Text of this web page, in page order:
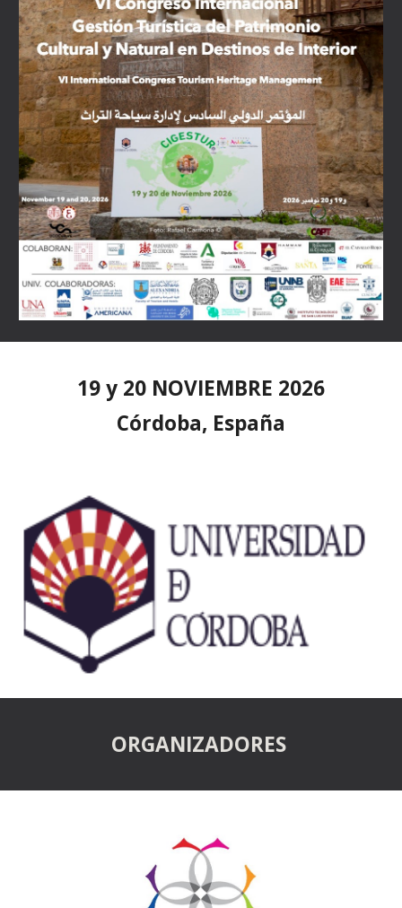
19 y 20 NOVIEMBRE 2026
Córdoba, España
ORGANIZADORES